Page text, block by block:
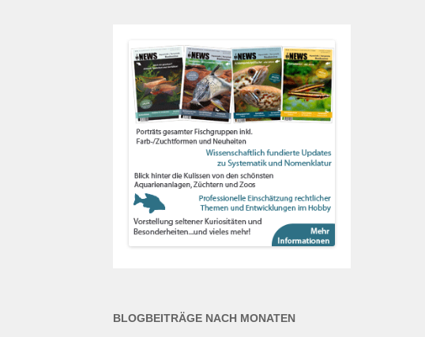
BLOGBEITRÄGE NACH MONATEN